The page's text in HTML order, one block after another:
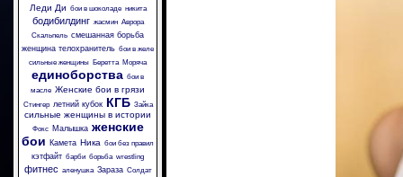
Леди Ди бои в шоколаде никита
бодибилдинг жасмин Аврора
Скальпель смешанная борьба
женщина телохранитель бои в желе
сильные женщины Беретта Моряча
единоборства бои в
масле Женские бои в грязи
Стингер летний кубок КГБ Зайка
сильные женщины в истории
Фокс Малышка женские
бои Камета Ника бои без правил
кэтфайт барби борьба wrestling
фитнес аленушка Зараза Солдат